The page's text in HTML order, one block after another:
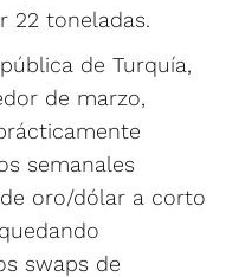
22 toneladas.
de Turquía,
de marzo,
semanales
oro/dólar a corto
swaps de